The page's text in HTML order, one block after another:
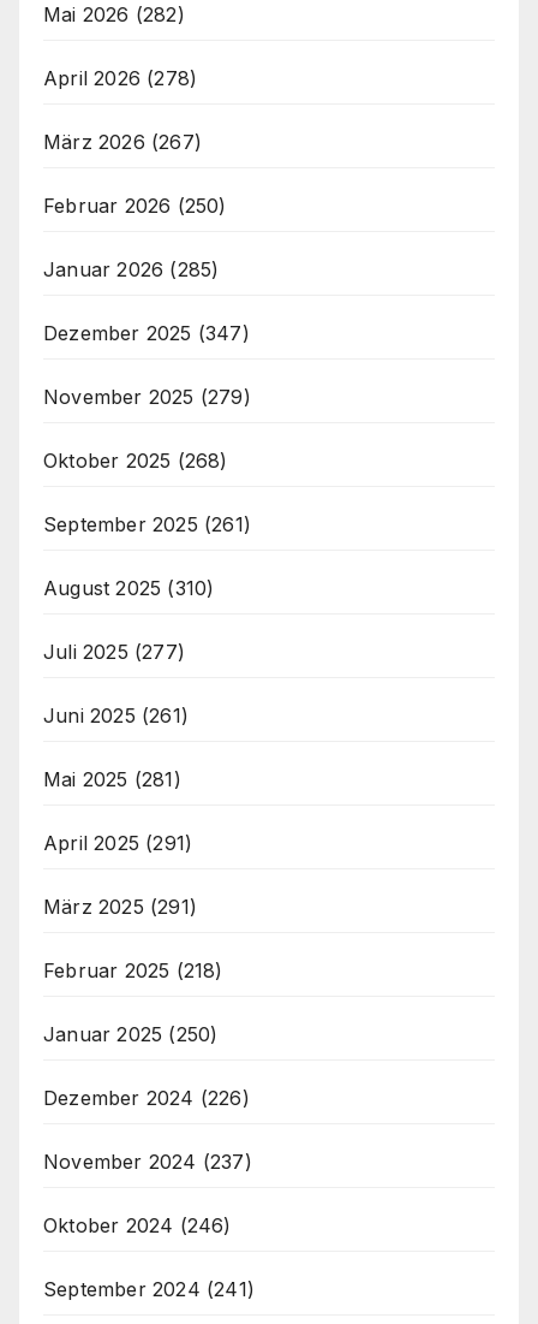
Mai 2026 (282)
April 2026 (278)
März 2026 (267)
Februar 2026 (250)
Januar 2026 (285)
Dezember 2025 (347)
November 2025 (279)
Oktober 2025 (268)
September 2025 (261)
August 2025 (310)
Juli 2025 (277)
Juni 2025 (261)
Mai 2025 (281)
April 2025 (291)
März 2025 (291)
Februar 2025 (218)
Januar 2025 (250)
Dezember 2024 (226)
November 2024 (237)
Oktober 2024 (246)
September 2024 (241)